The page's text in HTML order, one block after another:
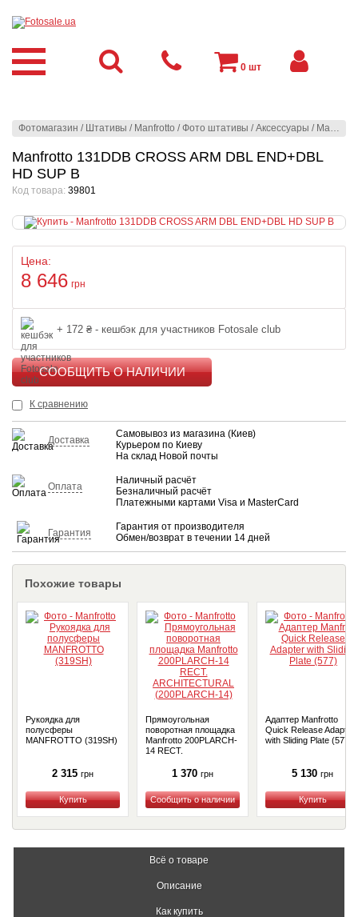
Фотомагазин / Штативы / Manfrotto /Фото штативы /Аксессуары / Manfrotto 131DDB CROSS ARM DBL END+DBL HD SUP B
Manfrotto 131DDB CROSS ARM DBL END+DBL
HD SUP B
Код товара: 39801
Цена:
8 646 грн
+ 172 ₴ - кешбэк для участников Fotosale club
К сравнению
Доставка
Самовывоз из магазина (Киев)
Курьером по Киеву
На склад Новой почты
Оплата
Наличный расчёт
Безналичный расчёт
Платежными картами Visa и MasterCard
Гарантия
Гарантия от производителя
Обмен/возврат в течении 14 дней
Похожие товары
Рукоядка для
полусферы
MANFROTTO (319SH)
2 315 грн
Купить
Прямоугольная
поворотная площадка
Manfrotto 200PLARCH-
14 RECT.
(200PLARCH-14)
1 370 грн
Купить
Адаптер Manfrotto
Quick Release Adapter
with Sliding Plate (577)
5 130 грн
Купить
Всё о товаре
Описание
Как купить
0 шт